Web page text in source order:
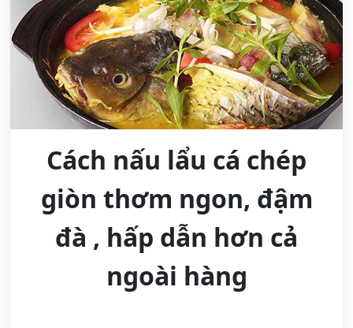
Cách nấu lẩu cá chép
giòn thơm ngon, đậm
đà , hấp dẫn hơn cả
ngoài hàng